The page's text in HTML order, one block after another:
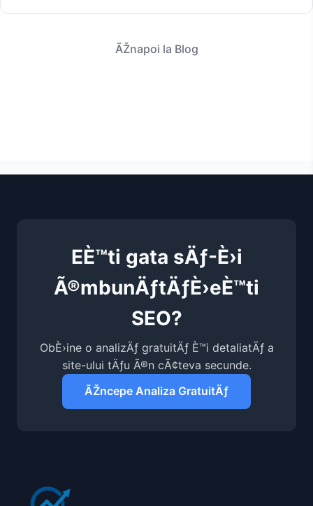
ÃŽnapoi la Blog
EÈ™ti gata sÄƒ-È›i
Ã®mbunÄƒtÄƒÈ›eÈ™ti
SEO?
ObÈ›ine o analizÄƒ gratuitÄƒ È™i detaliatÄƒ a
site-ului tÄƒu Ã®n cÃ¢teva secunde.
ÃŽncepe Analiza GratuitÄƒ